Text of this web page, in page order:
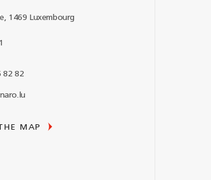
1469 Luxembourg
82 82
MAP